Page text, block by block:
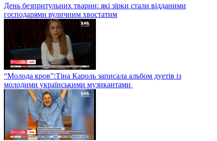
День безпритульних тварин: які зірки стали відданими
господарями вуличним хвостатим
“Молода кров”:Тіна Кароль записала альбом дуетів із
молодими українськими музикантами